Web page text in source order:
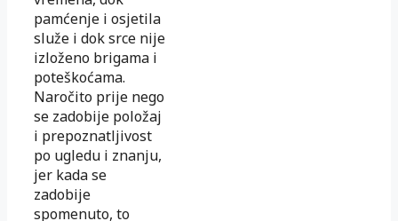
pamćenje i osjetila
služe i dok srce nije
izloženo brigama i
poteškoćama.
Naročito prije nego
se zadobije položaj
i prepoznatljivost
po ugledu i znanju,
jer kada se
zadobije
spomenuto, to